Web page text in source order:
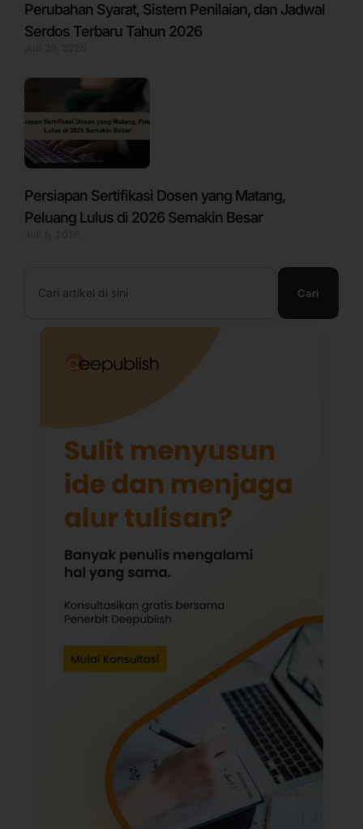
Perubahan Syarat, Sistem Penilaian, dan Jadwal
Serdos Terbaru Tahun 2026
Persiapan Sertifikasi Dosen yang Matang,
Peluang Lulus di 2026 Semakin Besar
Cari